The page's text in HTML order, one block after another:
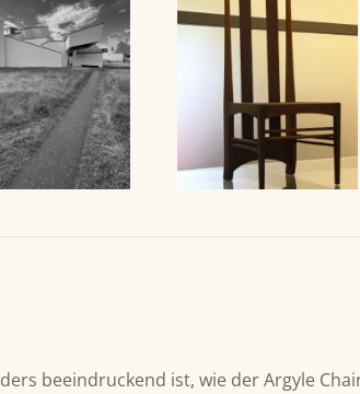
beeindruckend ist, wie der Argyle